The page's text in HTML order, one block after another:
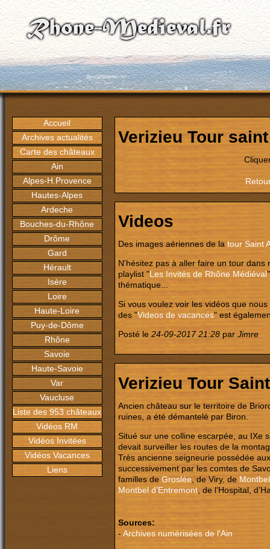
Accueil
Archives actualités
Carte des châteaux
Ain
Alpes-H.Provence
Hautes-Alpes
Ardeche
Bouches-du-Rhône
Drôme
Gard
Hérault
Isère
Loire
Haute-Loire
Puy-de-Dôme
Rhône
Savoie
Haute-Savoie
Var
Vaucluse
Liste des 953 châteaux
Vidéos RM
Vidéos Invitées
Vidéos Vacances
Liens
Verizieu Tour
Videos
Des images aériennes de la tour Saint
N'hésitez pas à aller faire un tour dans
playlist "Les Invités de Rhône Médiéval
thématique...
Si vous voulez voir les vidéos que
des "Videos de vacances" est
Posté le 24-09-2017 21:28 par Jimre
Verizieu Tour
Ancien château sur le territoire de
ruines, a été démantelé par Biron.
Situé sur une colline escarpée, au IXe
devait surveiller les routes de la
Très ancienne seigneurie possédée
successivement par les comtes de
familles de Groslée , de Viry, de Montbel
Montbel d’Entremont , de l’Hospital,
Sources:
- Archives numérisées de l'Ain